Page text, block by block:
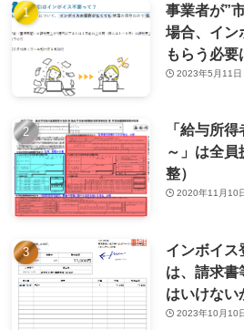
事業者が”
場合、イン
もらう必要
2023年5月11日
「給与所
～」は全員
整）
2020年11月10
インボイス
は、請求書
はいけない
2023年10月10